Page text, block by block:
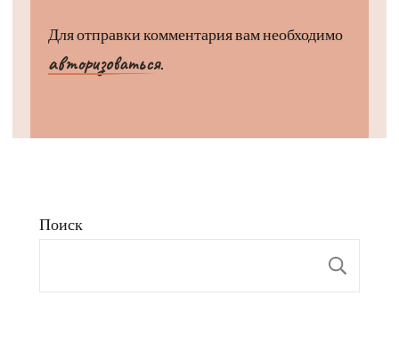
Для отправки комментария вам необходимо
авторизоваться.
Поиск